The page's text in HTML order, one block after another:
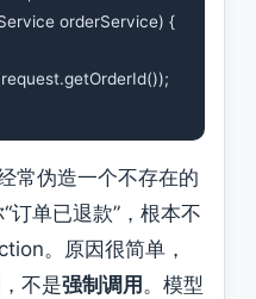
orderService) {
常伪造一个不存在的
订单已退款”，根本不
。原因很简单，
，不是强制调用 。模型